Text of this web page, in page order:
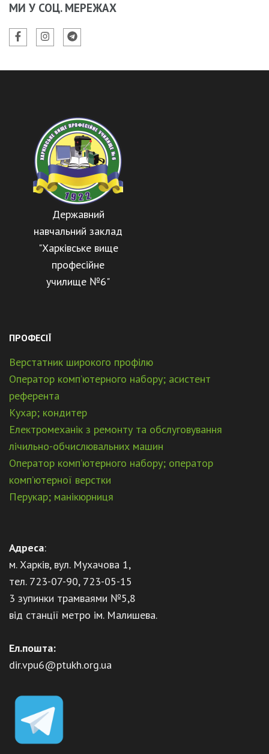
МИ У СОЦ. МЕРЕЖАХ
Державний
навчальний заклад
"Харківське вище
професійне
училище №6"
ПРОФЕСІЇ
Верстатник широкого профілю
Оператор комп’ютерного набору; асистент
референта
Кухар; кондитер
Електромеханік з ремонту та обслуговування
лічильно-обчислювальних машин
Оператор комп’ютерного набору; оператор
комп’ютерної верстки
Перукар; манікюрниця
Адреса:
м. Харків, вул. Мухачова 1,
тел. 723-07-90, 723-05-15
3 зупинки трамваями №5,8
від станції метро ім. Малишева.
Ел.пошта:
dir.vpu6@ptukh.org.ua